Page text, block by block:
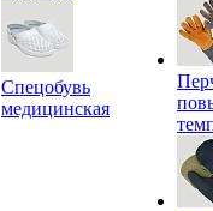
Спецобувь
медицинская